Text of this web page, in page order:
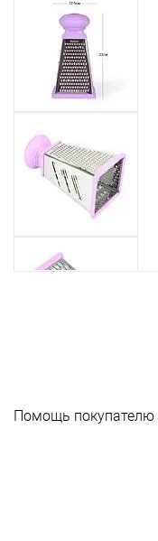
Помощь покупателю